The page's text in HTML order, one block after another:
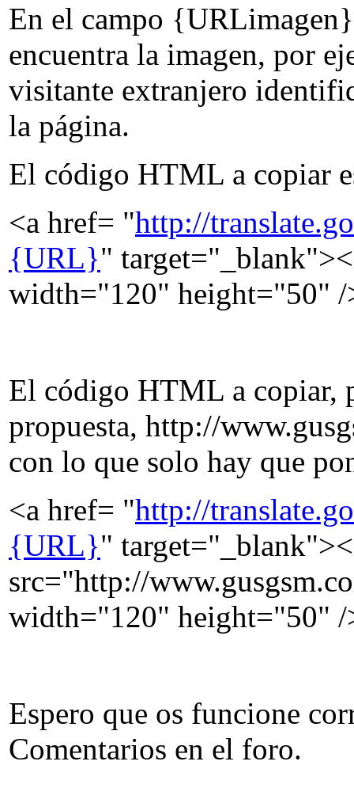
En el campo
encuentra la imagen, por
visitante extranjero
la página.
El código HTML a copiar
<a href= "http://
{URL}"
width="120" height="50" /
El código HTML a copiar,
propuesta, http://
con lo que solo hay que
<a href= "http://
{URL}"
src="http://
width="120" height="50" /
Espero que os funcione
Comentarios en el foro.